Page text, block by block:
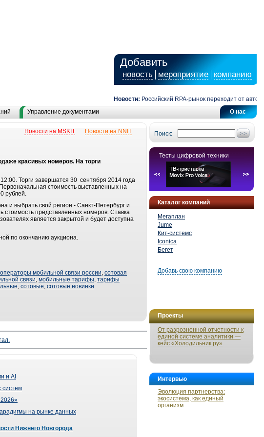
Добавить
новость мероприятие компанию
Новости: Российский RPA-рынок переходит от
О нас
Управление документами
Поиск:
Тесты цифровой техники
Каталог компаний
Мегаплан
Jume
Кит-системс
Iconica
Бегет
Добавь свою компанию
Проекты
От разрозненной отчетности к
единой системе аналитики —
кейс «Холодильник.ру»
Интервью
Эволюция партнерства:
экосистема, как единый
организм
Новости на NNIT
Новости на MSKIT
красивых номеров. На торги
Торги завершатся 30 сентября 2014 года
стоимость выставленных на
рублей.
и выбрать свой регион - Санкт-Петербург и
стоимость представленных номеров. Ставка
является закрытой и будет доступна
по окончанию аукциона.
операторы мобильной связи россии, сотовая
связи, мобильные тарифы, тарифы
, сотовые, сотовые новинки
и AI
систем
на рынке данных
Нижнего Новгорода